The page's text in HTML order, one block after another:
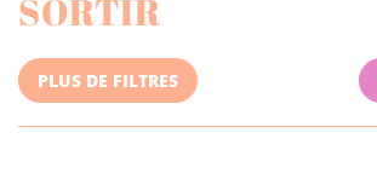
SORTIR
PLUS DE FILTRES